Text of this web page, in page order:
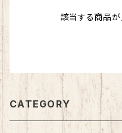
該当する商品が
CATEGORY